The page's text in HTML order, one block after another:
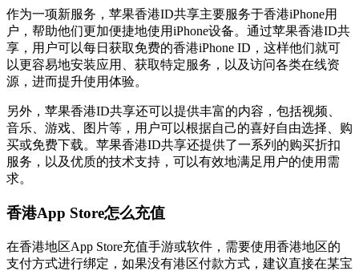
作为一项新服务，苹果香港ID共享主要服务于香港iPhone用
户，帮助他们更加便捷地使用iPhone设备。通过苹果香港ID共
享，用户可以每日获取免费的香港iPhone ID，这样他们就可
以更容易地安装应用、获取特定服务，以及访问各类在线资
源，进而提升使用体验。
另外，苹果香港ID共享还可以提供丰富的内容，包括视频、
音乐、游戏、图片等，用户可以根据自己的喜好自由选择、购
买或免费下载。苹果香港ID共享还提供了一系列的购买折扣
服务，以及优质的技术支持，可以有效地满足用户的使用需
求。
香港App Store怎么充值
在香港地区App Store充值手游或软件，需要使用香港地区的
支付方式进行绑定，如果没有港区付款方式，建议直接在某宝